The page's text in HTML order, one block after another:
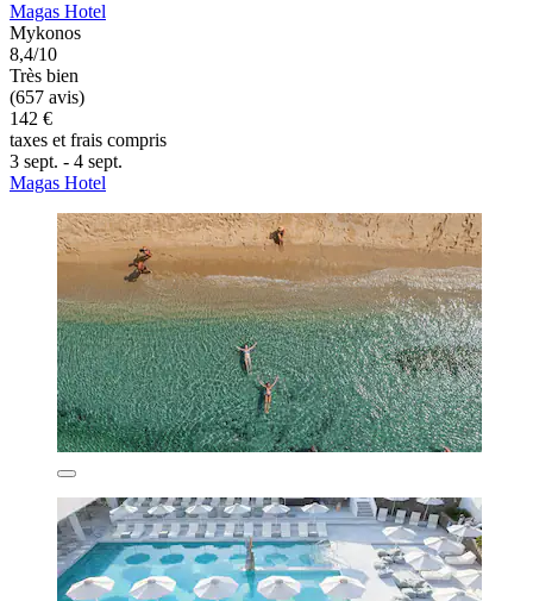
Magas Hotel
Mykonos
8,4/10
Très bien
(657 avis)
142 €
taxes et frais compris
3 sept. - 4 sept.
Magas Hotel